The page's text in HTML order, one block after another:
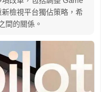
檢視平台獨佔策略，希
間的關係。